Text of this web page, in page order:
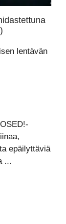
lentävän
epäilyttäviä
...